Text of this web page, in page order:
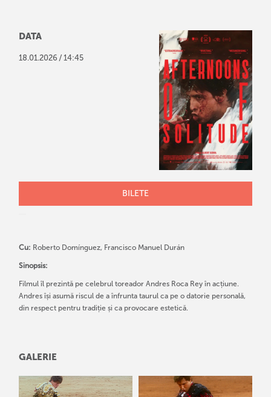
DATA
18.01 .2026 / 14:45
BILETE
Cu: Roberto Domínguez, Francisco Manuel Durán
Sinopsis:
Filmul îl prezintă pe celebrul toreador Andres Roca Rey în acțiune.
Andres își asumă riscul de a înfrunta taurul ca pe o datorie personală,
din respect pentru tradiție și ca provocare estetică.
GALERIE